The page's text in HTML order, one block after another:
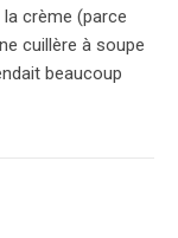
la crème (parce
cuillère à soupe
beaucoup